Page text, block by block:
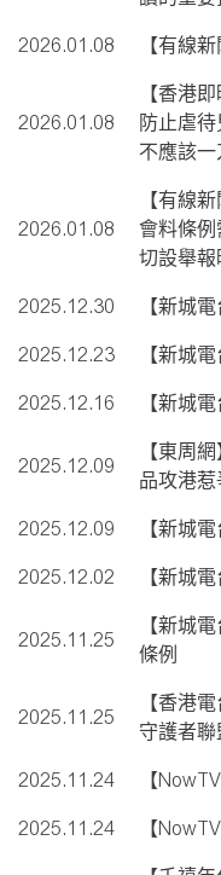
2026.01.08 【有線
2026.01.08
【香港
防止虐
不應該一
2026.01.08
【有線
會料條
切設舉報
2025.12.30 【新城
2025.12.23 【新城
2025.12.16 【新城
2025.12.09
【東周
品攻港惹
2025.12.09 【新城
2025.12.02 【新城
2025.11.25
【新城
條例
2025.11.25
【香港
守護者
2025.11.24 【
2025.11.24 【